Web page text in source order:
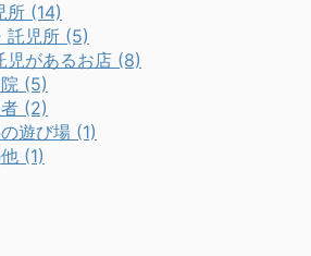
所 (14)
託児所 (5)
児があるお店 (8)
(5)
(2)
遊び場 (1)
(1)